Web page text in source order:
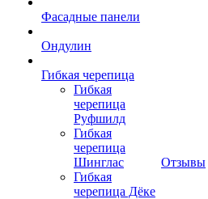
Фасадные панели
Ондулин
Гибкая черепица
Гибкая
черепица
Руфшилд
Гибкая
черепица
Шинглас
Гибкая
черепица Дёке
Отзывы